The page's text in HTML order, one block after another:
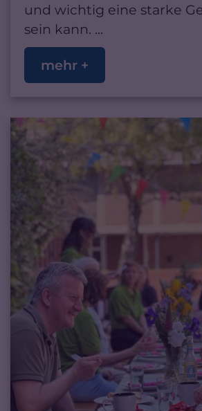
und wichtig eine starke
sein kann. ...
mehr +